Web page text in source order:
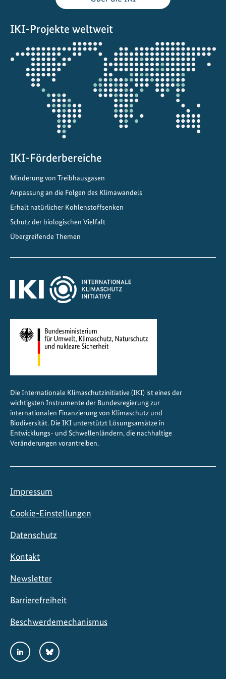
n
B
i
o
d
i
v
ä
n
m
a
t
i
k
s
IKI-Projekte weltweit
Öffnet
die
Projektkarte
IKI-Förderbereiche
Minderung von Treibhausgasen
Anpassung an die Folgen des Klimawandels
Erhalt natürlicher Kohlenstoffsenken
Schutz der biologischen Vielfalt
Übergreifende Themen
Die Internationale Klimaschutzinitiative (IKI) ist eines der
wichtigsten Instrumente der Bundesregierung zur
internationalen Finanzierung von Klimaschutz und
Biodiversität. Die IKI unterstützt Lösungsansätze in
Entwicklungs- und Schwellenländern, die nachhaltige
Veränderungen vorantreiben.
Impressum
Cookie-Einstellungen
Datenschutz
Kontakt
Newsletter
Barrierefreiheit
Beschwerdemechanismus
Social
Media
LinkedInBluesky